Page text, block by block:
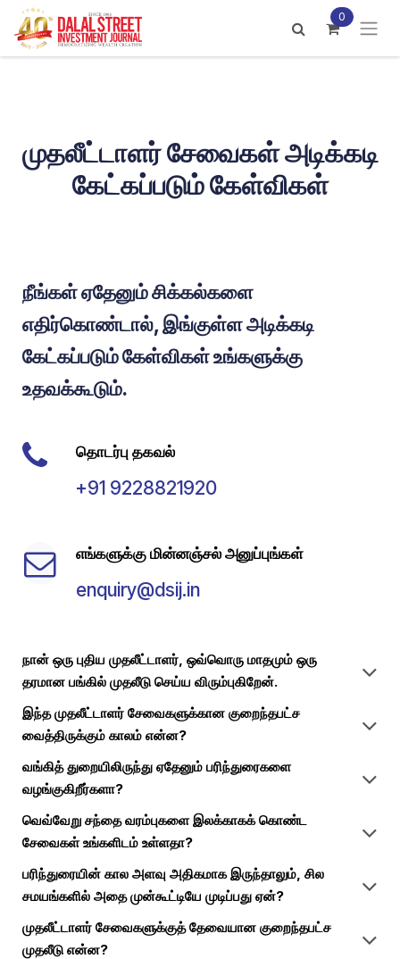
Skip to Content 0
முதலீட்டாளர் சேவைகள் அடிக்கடி
கேட்கப்படும் கேள்விகள்
நீங்கள் ஏதேனும் சிக்கல்களை
எதிர்கொண்டால், இங்குள்ள அடிக்கடி
கேட்கப்படும் கேள்விகள் உங்களுக்கு
உதவக்கூடும்.
தொடர்பு தகவல்
+91 9228821920
எங்களுக்கு மின்னஞ்சல் அனுப்புங்கள்
enquiry@dsij.in
நான் ஒரு புதிய முதலீட்டாளர், ஒவ்வொரு மாதமும் ஒரு
தரமான பங்கில் முதலீடு செய்ய விரும்புகிறேன்.
இந்த முதலீட்டாளர் சேவைகளுக்கான குறைந்தபட்ச
வைத்திருக்கும் காலம் என்ன?
வங்கித் துறையிலிருந்து ஏதேனும் பரிந்துரைகளை
வழங்குகிறீர்களா?
வெவ்வேறு சந்தை வரம்புகளை இலக்காகக் கொண்ட
சேவைகள் உங்களிடம் உள்ளதா?
பரிந்துரையின் கால அளவு அதிகமாக இருந்தாலும், சில
சமயங்களில் அதை முன்கூட்டியே முடிப்பது ஏன்?
முதலீட்டாளர் சேவைகளுக்குத் தேவையான குறைந்தபட்ச
முதலீடு என்ன?